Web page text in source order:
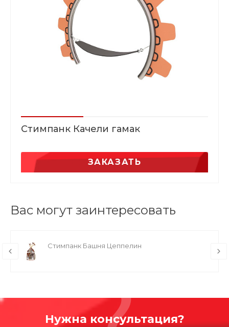
Стимпанк Качели гамак
ЗАКАЗАТЬ
Вас могут заинтересовать
Стимпанк Башня Цеппелин
Нужна консультация?